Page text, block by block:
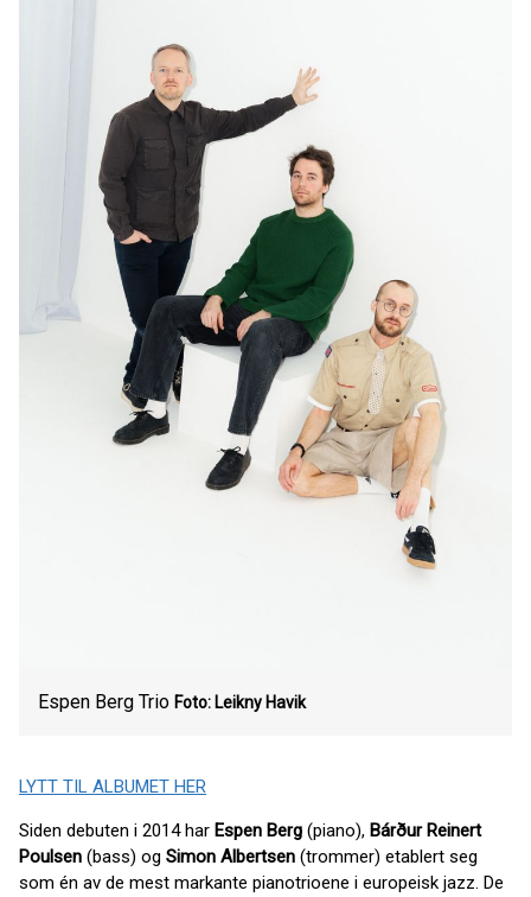
Espen Berg Trio Foto: Leikny Havik
LYTT TIL ALBUMET HER
Siden debuten i 2014 har Espen Berg (piano), Bárður Reinert
Poulsen (bass) og Simon Albertsen (trommer) etablert seg
som én av de mest markante pianotrioene i europeisk jazz. De